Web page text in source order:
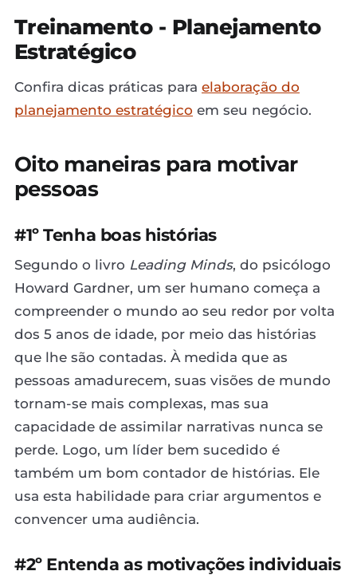
Treinamento - Planejamento
Estratégico
Confira dicas práticas para elaboração do
planejamento estratégico em seu negócio.
Oito maneiras para motivar
pessoas
#1º Tenha boas histórias
Segundo o livro Leading Minds, do psicólogo
Howard Gardner, um ser humano começa a
compreender o mundo ao seu redor por volta
dos 5 anos de idade, por meio das histórias
que lhe são contadas. À medida que as
pessoas amadurecem, suas visões de mundo
tornam-se mais complexas, mas sua
capacidade de assimilar narrativas nunca se
perde. Logo, um líder bem sucedido é
também um bom contador de histórias. Ele
usa esta habilidade para criar argumentos e
convencer uma audiência.
#2º Entenda as motivações individuais